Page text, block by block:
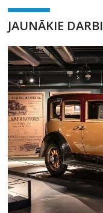
JAUNĀKIE DARBI